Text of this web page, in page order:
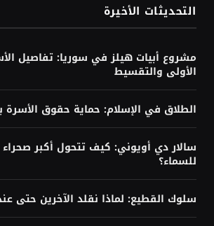
التحديثات الأخيرة
مشروع أبيات هيلز في سوريا: تفاصيل
الأولى والتقسيط
الطلاق في الإسلام: حماية حقوق الأسرة
سالار دي أويوني: كيف تتحول أكبر
للسماء؟
سلوك القطيع: لماذا نقلد الآخرين حتى